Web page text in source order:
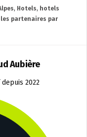
, Hotels, hotels
partenaires par
Aubière
2022